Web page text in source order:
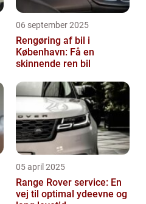
06 september 2025
Rengøring af bil i
København: Få en
skinnende ren bil
05 april 2025
Range Rover service: En
vej til optimal ydeevne og